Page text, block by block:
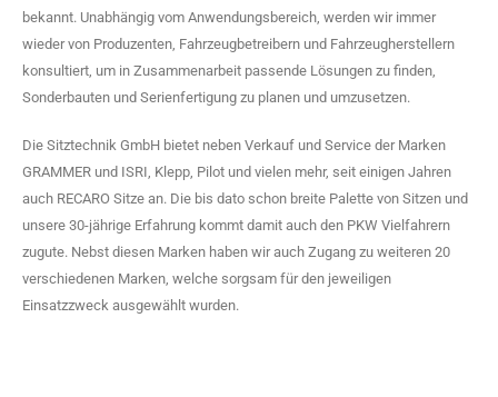
bekannt. Unabhängig vom Anwendungsbereich, werden wir immer
wieder von Produzenten, Fahrzeugbetreibern und Fahrzeugherstellern
konsultiert, um in Zusammenarbeit passende Lösungen zu finden,
Sonderbauten und Serienfertigung zu planen und umzusetzen.
Die Sitztechnik GmbH bietet neben Verkauf und Service der Marken
GRAMMER und ISRI, Klepp, Pilot und vielen mehr, seit einigen Jahren
auch RECARO Sitze an. Die bis dato schon breite Palette von Sitzen und
unsere 30-jährige Erfahrung kommt damit auch den PKW Vielfahrern
zugute. Nebst diesen Marken haben wir auch Zugang zu weiteren 20
verschiedenen Marken, welche sorgsam für den jeweiligen
Einsatzzweck ausgewählt wurden.